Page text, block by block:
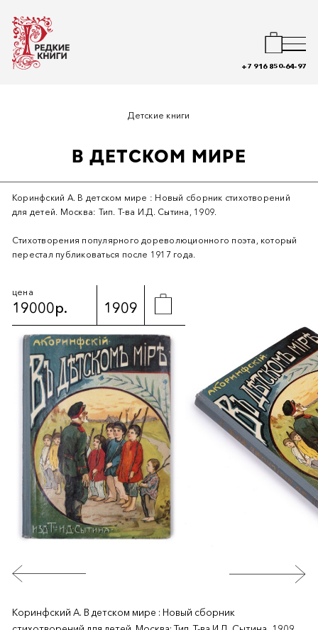
+7 916 850-64-97
Детские книги
В ДЕТСКОМ МИРЕ
Коринфский А. В детском мире : Новый сборник стихотворений
для детей. Москва: Тип. Т-ва И.Д. Сытина, 1909.
Стихотворения популярного дореволюционного поэта, который
перестал публиковаться после 1917 года.
цена
19000р. 1909
Коринфский А. В детском мире : Новый сборник